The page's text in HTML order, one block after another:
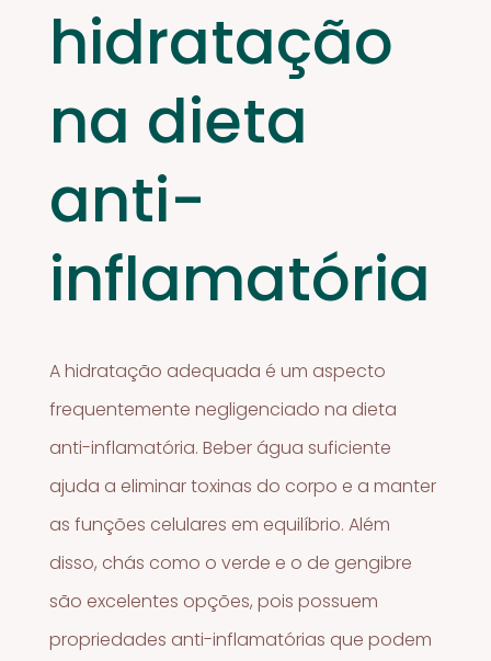
hidratação
na dieta
anti-
inflamatória
A hidratação adequada é um aspecto
frequentemente negligenciado na dieta
anti-inflamatória. Beber água suficiente
ajuda a eliminar toxinas do corpo e a manter
as funções celulares em equilíbrio. Além
disso, chás como o verde e o de gengibre
são excelentes opções, pois possuem
propriedades anti-inflamatórias que podem